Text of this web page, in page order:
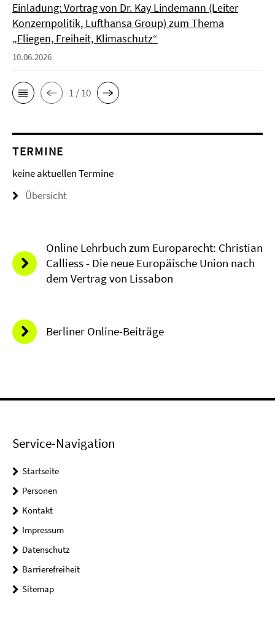
Einladung: Vortrag von Dr. Kay Lindemann (Leiter
Konzernpolitik, Lufthansa Group) zum Thema
„Fliegen, Freiheit, Klimaschutz“
10.06.2026
1 / 10
TERMINE
keine aktuellen Termine
Übersicht
Online Lehrbuch zum Europarecht: Christian
Calliess - Die neue Europäische Union nach
dem Vertrag von Lissabon
Berliner Online-Beiträge
Service-Navigation
Startseite
Personen
Kontakt
Impressum
Datenschutz
Barrierefreiheit
Sitemap